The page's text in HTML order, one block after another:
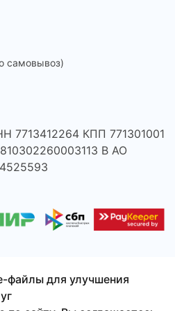
самовывоз)
7713412264 КПП 771301001
В АО
для телефонов,
файлы для улучшения